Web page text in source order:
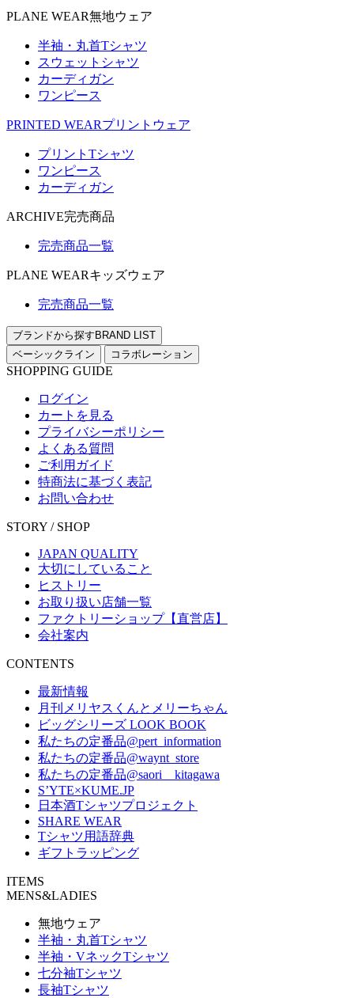
PLANE WEAR無地ウェア
半袖・丸首Tシャツ
スウェットシャツ
カーディガン
ワンピース
PRINTED WEARプリントウェア
プリントTシャツ
ワンピース
カーディガン
ARCHIVE完売商品
完売商品一覧
PLANE WEARキッズウェア
完売商品一覧
ブランドから探す BRAND LIST
ベーシックライン
コラボレーション
SHOPPING GUIDE
ログイン
カートを見る
プライバシーポリシー
よくある質問
ご利用ガイド
特商法に基づく表記
お問い合わせ
STORY / SHOP
JAPAN QUALITY
大切にしていること
ヒストリー
お取り扱い店舗一覧
ファクトリーショップ【直営店】
会社案内
CONTENTS
最新情報
月刊メリヤスくんとメリーちゃん
ビッグシリーズ LOOK BOOK
私たちの定番品@pert_information
私たちの定番品@waynt_store
私たちの定番品@saori__kitagawa
S’YTE×KUME.JP
日本酒Tシャツプロジェクト
SHARE WEAR
Tシャツ用語辞典
ギフトラッピング
ITEMS
MENS&LADIES
無地ウェア
半袖・丸首Tシャツ
半袖・VネックTシャツ
七分袖Tシャツ
長袖Tシャツ